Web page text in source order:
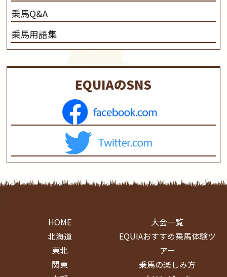
乗馬Q&A
乗馬用語集
EQUIAのSNS
HOME
北海道
東北
関東
大会一覧
EQUIAおすすめ乗馬体験ツ
アー
乗馬の楽しみ方